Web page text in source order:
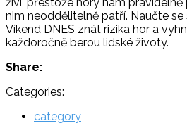
nim neoddělitelně patří. Naučte
Víkend DNES znát rizika hor a
každoročně berou lidské životy.
Share:
Categories:
category